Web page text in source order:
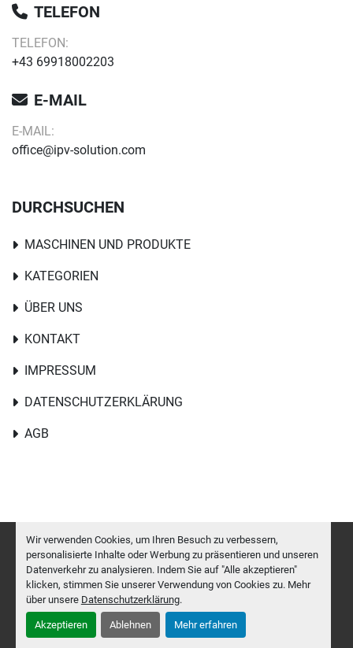
Wir verwenden Cookies, um Ihren Besuch zu verbessern,
personalisierte Inhalte oder Werbung zu präsentieren und unseren
Datenverkehr zu analysieren. Indem Sie auf "Alle akzeptieren"
klicken, stimmen Sie unserer Verwendung von Cookies zu. Mehr
über unsere Datenschutzerklärung.
Akzeptieren Ablehnen Mehr erfahren
TELEFON
TELEFON:
+43 69918002203
E-MAIL
E-MAIL:
office@ipv-solution.com
DURCHSUCHEN
MASCHINEN UND PRODUKTE
KATEGORIEN
ÜBER UNS
KONTAKT
IMPRESSUM
DATENSCHUTZERKLÄRUNG
AGB
Cookie-Einstellungen
Machinio System-Website von